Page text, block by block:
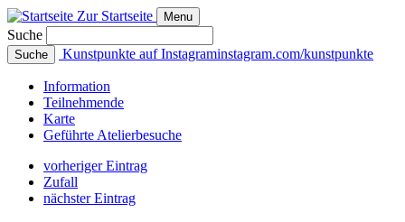
Zur Startseite Menu
Suche
Suche Kunstpunkte auf Instagraminstagram.com/kunstpunkte
Information
Teilnehmende
Karte
Geführte Atelierbesuche
vorheriger Eintrag
Zufall
nächster Eintrag